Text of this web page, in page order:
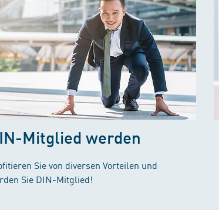
Mitglied werden
Sie von diversen Vorteilen und
Sie DIN-Mitglied!